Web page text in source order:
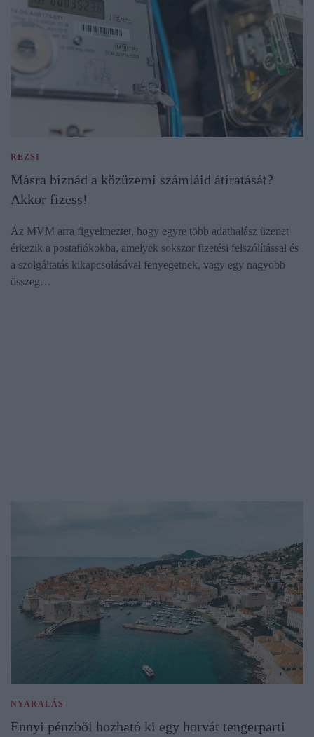
REZSI
Másra bíznád a közüzemi számláid átíratását?
Akkor fizess!
Az MVM arra figyelmeztet, hogy egyre több adathalász üzenet
érkezik a postafiókokba, amelyek sokszor fizetési felszólítással és
a szolgáltatás kikapcsolásával fenyegetnek, vagy egy nagyobb
összeg…
NYARALÁS
Ennyi pénzből hozható ki egy horvát tengerparti